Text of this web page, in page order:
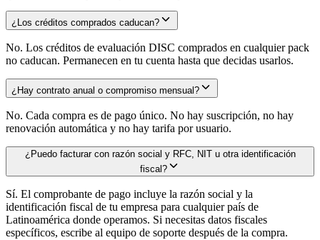
¿Los créditos comprados caducan?
No. Los créditos de evaluación DISC comprados en cualquier pack
no caducan. Permanecen en tu cuenta hasta que decidas usarlos.
¿Hay contrato anual o compromiso mensual?
No. Cada compra es de pago único. No hay suscripción, no hay
renovación automática y no hay tarifa por usuario.
¿Puedo facturar con razón social y RFC, NIT u otra identificación
fiscal?
Sí. El comprobante de pago incluye la razón social y la
identificación fiscal de tu empresa para cualquier país de
Latinoamérica donde operamos. Si necesitas datos fiscales
específicos, escribe al equipo de soporte después de la compra.